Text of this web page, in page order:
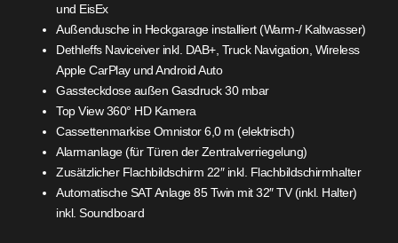
und EisEx
Außendusche in Heckgarage installiert (Warm-/ Kaltwasser)
Dethleffs Naviceiver inkl. DAB+, Truck Navigation, Wireless
Apple CarPlay und Android Auto
Gassteckdose außen Gasdruck 30 mbar
Top View 360° HD Kamera
Cassettenmarkise Omnistor 6,0 m (elektrisch)
Alarmanlage (für Türen der Zentralverriegelung)
Zusätzlicher Flachbildschirm 22″ inkl. Flachbildschirmhalter
Automatische SAT Anlage 85 Twin mit 32″ TV (inkl. Halter)
inkl. Soundboard